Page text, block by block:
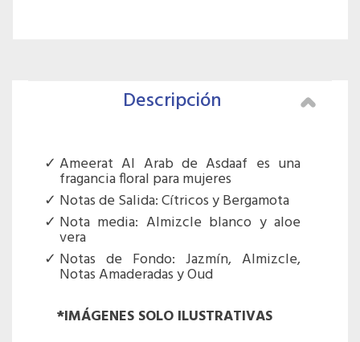
Descripción
Ameerat Al Arab de Asdaaf es una
fragancia floral para mujeres
Notas de Salida: Cítricos y Bergamota
Nota media: Almizcle blanco y aloe
vera
Notas de Fondo: Jazmín, Almizcle,
Notas Amaderadas y Oud
*IMÁGENES SOLO ILUSTRATIVAS